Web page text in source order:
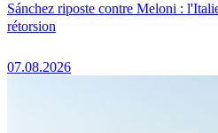
Sánchez riposte contre Meloni :
rétorsion
07.08.2026